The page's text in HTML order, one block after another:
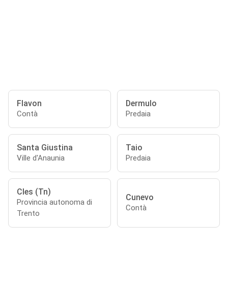
Flavon
Contà
Dermulo
Predaia
Santa Giustina
Ville d'Anaunia
Taio
Predaia
Cles (Tn)
Provincia autonoma di
Trento
Cunevo
Contà